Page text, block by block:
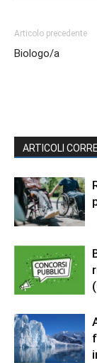
Articolo precedente
Biologo/a
ARTICOLI